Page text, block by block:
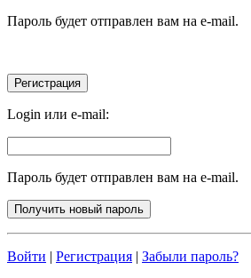
Пароль будет отправлен вам на e-mail.
Login или e-mail:
Пароль будет отправлен вам на e-mail.
Войти | Регистрация | Забыли пароль?